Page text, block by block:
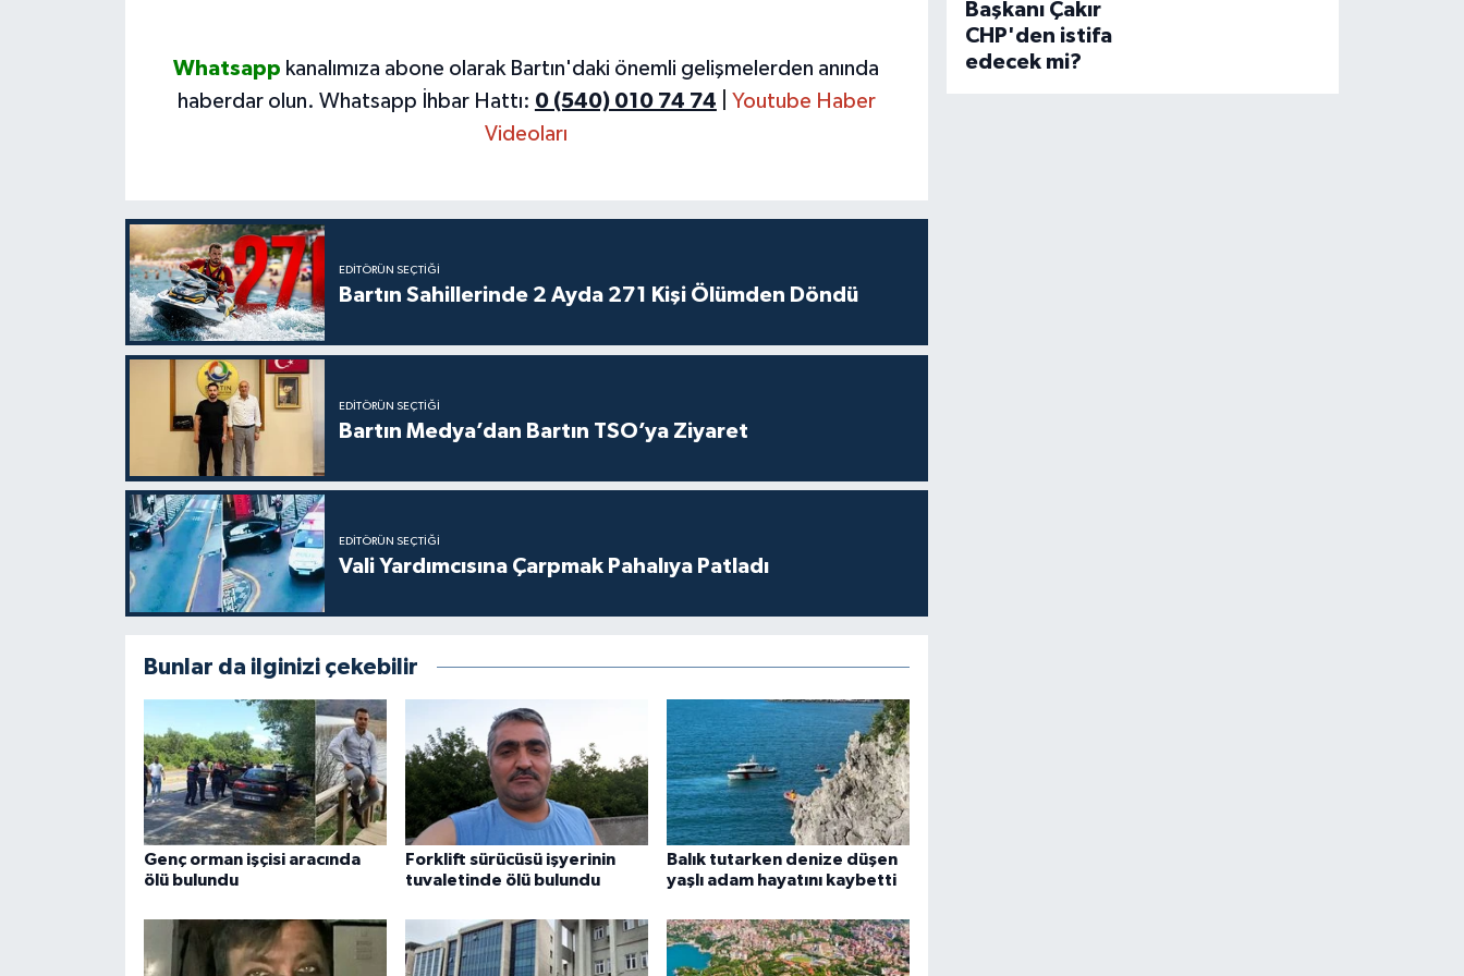
Whatsapp kanalımıza abone olarak Bartın'daki önemli gelişmelerden anında
haberdar olun. Whatsapp İhbar Hattı: 0 (540) 010 74 74
Youtube Haber
Videoları
EDITÖRÜN SEÇTIĞI
Bartın Sahillerinde 2 Ayda 271 Kişi Ölümden Döndü
EDITÖRÜN SEÇTIĞI
Bartın Medya’dan Bartın TSO’ya Ziyaret
EDITÖRÜN SEÇTIĞI
Vali Yardımcısına Çarpmak Pahalıya Patladı
Bunlar da ilginizi çekebilir
Genç orman işçisi aracında
ölü bulundu
Forklift sürücüsü işyerinin
tuvaletinde ölü bulundu
Balık tutarken denize düşen
yaşlı adam hayatını kaybetti
Başkanı Çakır
CHP'den istifa
edecek mi?